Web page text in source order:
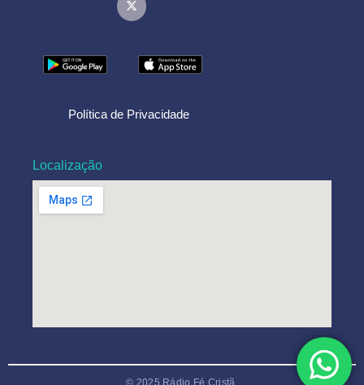
Política de Privacidade
Localização
© 2025 Rádio Fé Cristã